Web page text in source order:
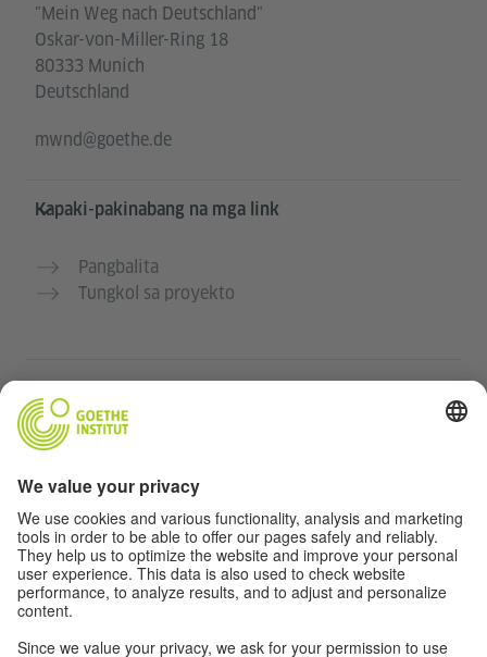
"Mein Weg nach Deutschland"
Oskar-von-Miller-Ring 18
80333 Munich
Deutschland
mwnd@goethe.de
Kapaki-pakinabang na mga link
Pangbalita
Tungkol sa proyekto
Mga kursong Aleman ng Goethe-Institut
Portal para sa mga guro “Deutschstunde”
Pribasiya at Pag-accessibilidad